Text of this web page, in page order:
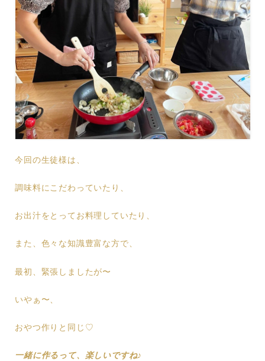
今回の生徒様は、
調味料にこだわっていたり、
お出汁をとってお料理していたり、
また、色々な知識豊富な方で、
最初、緊張しましたが〜
いやぁ〜、
おやつ作りと同じ♡
一緒に作るって、楽しいですね♪